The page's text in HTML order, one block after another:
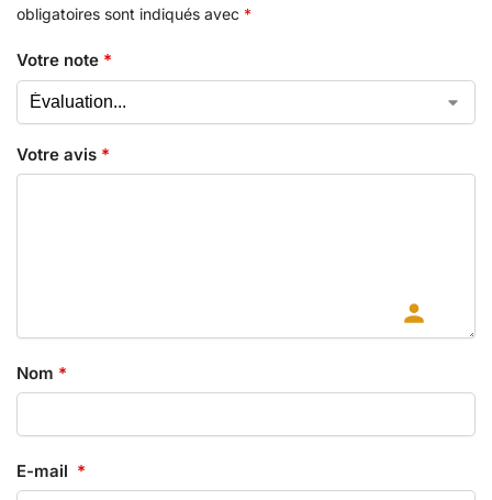
obligatoires sont indiqués avec *
Votre note *
Votre avis *
Nom *
E-mail *